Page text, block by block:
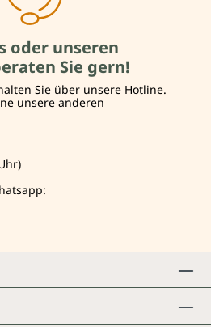
oder unseren
Sie gern!
Sie über unsere Hotline.
unsere anderen